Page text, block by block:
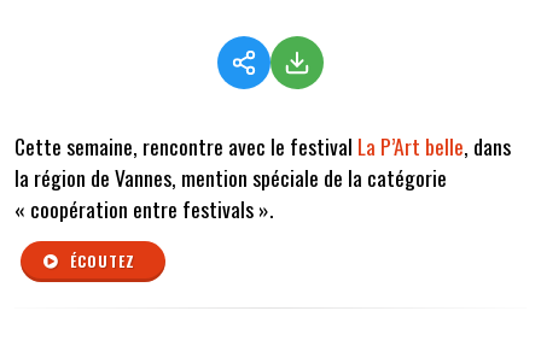
Cette semaine, rencontre avec le festival La P’Art belle, dans
la région de Vannes, mention spéciale de la catégorie
« coopération entre festivals ».
ÉCOUTEZ